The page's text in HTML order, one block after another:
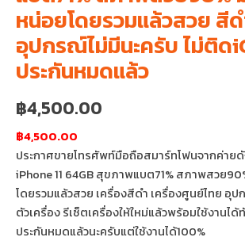
หน่อยโดยรวมแล้วสวย สี
อุปกรณ์ไม่มีนะครับ ไม่ติด
ประกันหมดแล้ว
฿4,500.00
฿4,500.00
ประกาศขายโทรศัพท์มือถือสมาร์ทโฟนจากค่าย
iPhone 11 64GB สุขภาพแบต71% สภาพสวย
โดยรวมแล้วสวย เครื่องสีดำ เครื่องศูนย์ไทย อุ
ตัวเครื่อง รีเซ็ตเครื่องให้ใหม่แล้วพร้อมใช้งานไ
ประกันหมดแล้วนะครับแต่ใช้งานได้100%